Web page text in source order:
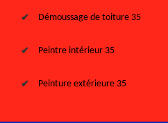
Démoussage de toiture 35
Peintre intérieur 35
Peinture extérieure 35